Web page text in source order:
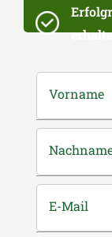
Vorname
E-Mail